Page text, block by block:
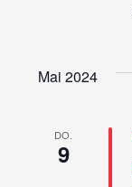
Mai 2024
DO.
9